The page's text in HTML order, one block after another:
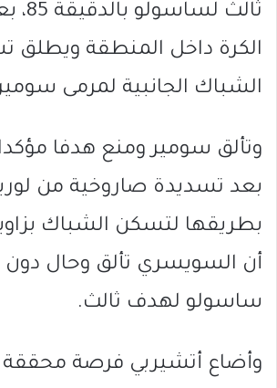
ثالث
الكرة داخل المنطقة ويطلق
الشباك الجانبية لمرمى
بعد تسديدة صاروخية من
بطريقها لتسكن الشباك
أن السويسري تألق وحال
ساسولو لهدف ثالث.
وأضاع أتشيربي فرصة محققة